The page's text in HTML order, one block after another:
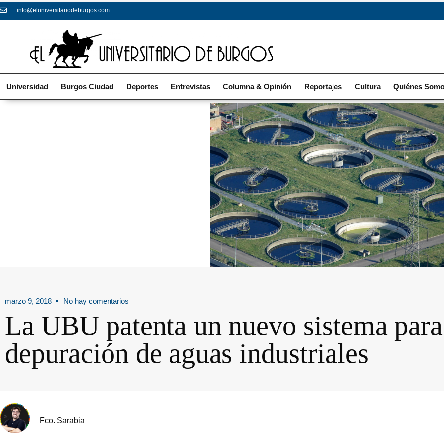
info@eluniversitariodeburgos.com
Universidad Burgos Ciudad Deportes Entrevistas Columna & Opinión Reportajes Cultura Quiénes
marzo 9, 2018 No hay comentarios
La UBU patenta un nuevo sistema
depuración de aguas industriales
Fco. Sarabia